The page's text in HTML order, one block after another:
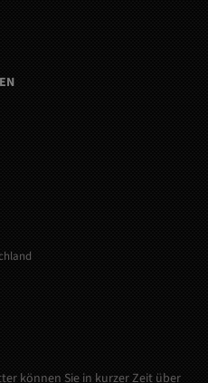
können Sie in kurzer Zeit über